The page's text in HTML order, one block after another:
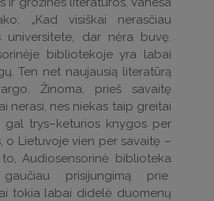
„Kad visiškai nerasčiau
universitete, dar nėra buvę.
bibliotekoje yra labai
Ten net naujausią literatūrą
Žinoma, prieš savaitę
nerasi, nes niekas taip greitai
gal trys–keturios knygos per
o Lietuvoje vien per savaitę –
Audiosensorinė biblioteka
prisijungimą prie
tokia labai didelė duomenų